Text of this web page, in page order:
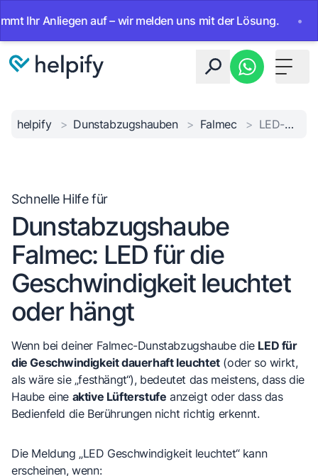
Anliegen auf – wir melden uns mit der Lösung. • Ab
Toggle
helpify > Dunstabzugshauben > Falmec > LED-Geschwindigkeit leuchtet
Schnelle Hilfe für
Dunstabzugshaube
Falmec: LED für die
Geschwindigkeit leuchtet
oder hängt
Wenn bei deiner Falmec-Dunstabzugshaube die LED für
die Geschwindigkeit dauerhaft leuchtet(oder so wirkt,
als wäre sie „festhängt“), bedeutet das meistens, dass die
Haube eine aktive Lüfterstufe anzeigt oder dass das
Bedienfeld die Berührungen nicht richtig erkennt.
Die Meldung „LED Geschwindigkeit leuchtet“ kann
erscheinen, wenn: